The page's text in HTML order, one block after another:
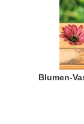
Blumen-